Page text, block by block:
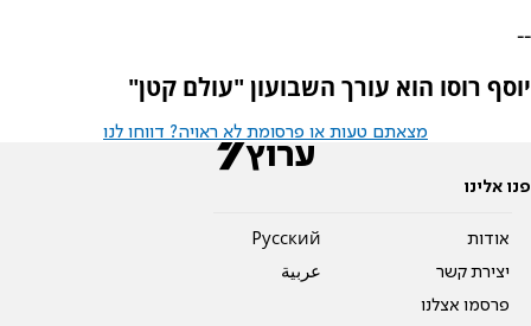
--
יוסף רוסו הוא עורך השבועון "עולם קטן"
מצאתם טעות או פרסומת לא ראויה? דווחו לנו
פנו אלינו
אודות
יצירת קשר
פרסמו אצלנו
Pусский
عربية